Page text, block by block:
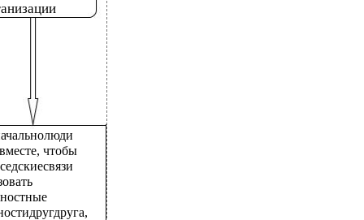
чтобы